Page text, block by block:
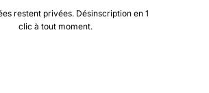
restent privées. Désinscription en 1
clic à tout moment.